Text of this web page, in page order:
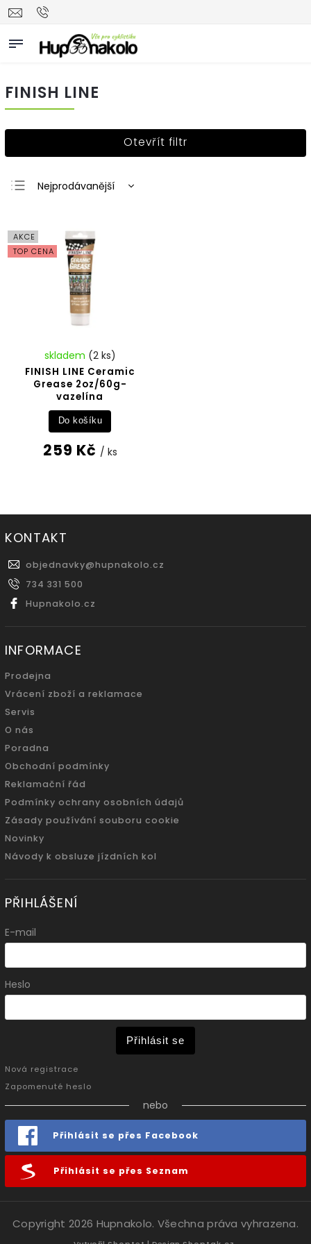
FINISH LINE
Otevřít filtr
Nejprodávanější
Nejdražší
Abecedně
AKCE
TOP CENA
FINISH LINE Ceramic
Grease 2oz/60g-
vazelína
skladem (2 ks)
259 Kč / ks
Do košíku
KONTAKT
objednavky@hupnakolo.cz
734 331 500
Hupnakolo.cz
INFORMACE
Prodejna
Vrácení zboží a reklamace
Servis
O nás
Poradna
Obchodní podmínky
Reklamační řád
Podmínky ochrany osobních údajů
Zásady používání souboru cookie
Novinky
Návody k obsluze jízdních kol
PŘIHLÁŠENÍ
E-mail
Heslo
Přihlásit se
Nová registrace
Zapomenuté heslo
nebo
Přihlásit se přes Facebook
Přihlásit se přes Seznam
Copyright 2026 Hupnakolo. Všechna práva vyhrazena.